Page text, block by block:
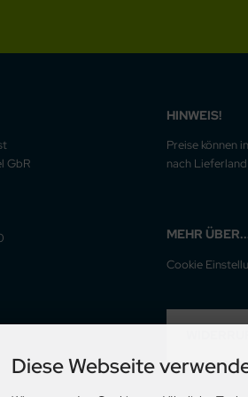
GbR
HINWEIS!
Preise können
nach
MEHR
Cookie
Diese Webseite